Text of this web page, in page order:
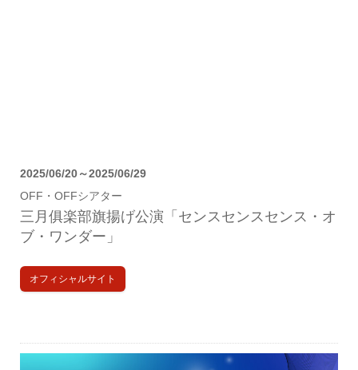
2025/06/20～2025/06/29
OFF・OFFシアター
三月俱楽部旗揚げ公演「センスセンスセンス・オ
ブ・ワンダー」
オフィシャルサイト